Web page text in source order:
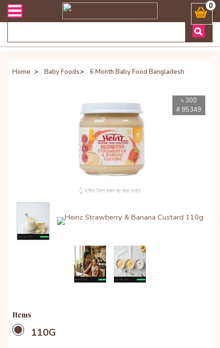
সংক্রান্ত যেকোনো জিজ্ঞাসায় কল করুনঃ ( Whatsapp ) 0
Home > Baby Foods> 6 Month Baby Food Bangladesh
৳ 300
# 85349
👆 ছবিতে ট্যাপ করুন বড় করে দেখতে
Items
110G